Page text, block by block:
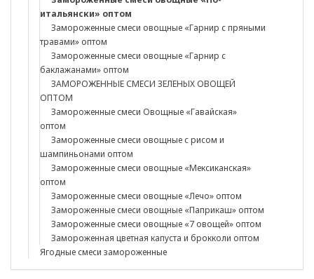
итальянски» оптом
Замороженные смеси овощные «Гарнир с пряными
травами» оптом
Замороженные смеси овощные «Гарнир с
баклажанами» оптом
ЗАМОРОЖЕННЫЕ СМЕСИ ЗЕЛЕНЫХ ОВОЩЕЙ
ОПТОМ
Замороженные смеси Овощные «Гавайская»
оптом
Замороженные смеси овощные с рисом и
шампиньонами оптом
Замороженные смеси овощные «Мексиканская»
оптом
Замороженные смеси овощные «Лечо» оптом
Замороженные смеси овощные «Паприкаш» оптом
Замороженные смеси овощные «7 овощей» оптом
Замороженная цветная капуста и брокколи оптом
Ягодные смеси замороженные